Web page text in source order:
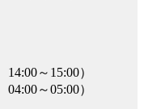
～15:00）
～05:00）